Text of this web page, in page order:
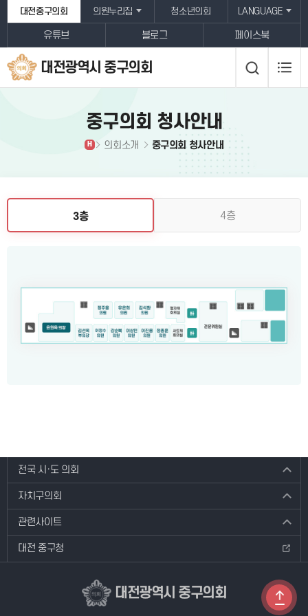
본문바로가기
대전중구의회 의원누리집 청소년의회 LANGUAGE
유튜브 블로그 페이스북
대전광역시 중구의회
중구의회 청사안내
H 의회소개 중구의회 청사안내
3층 4층
전국 시·도 의회
자치구의회
관련사이트
대전 중구청
대전광역시 중구의회